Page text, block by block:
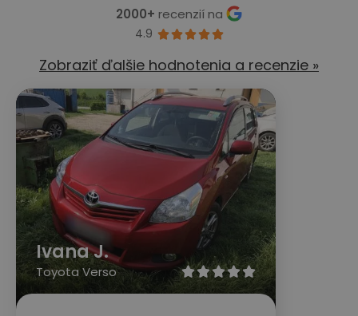
2000+ recenzií na
4.9 
Zobraziť ďalšie hodnotenia a recenzie »

Ivana J.
Toyota Verso